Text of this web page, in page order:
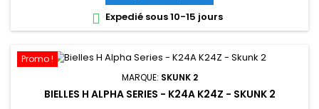
 Expedié sous 10-15 jours
Promo !
MARQUE: SKUNK 2
BIELLES H ALPHA SERIES - K24A K24Z - SKUNK 2